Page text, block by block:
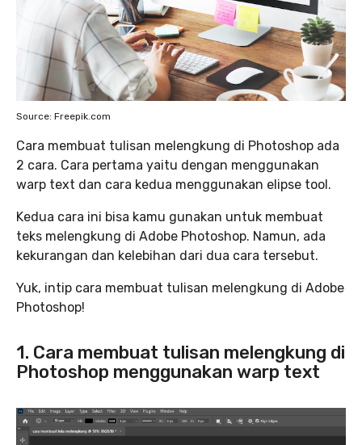
Source: Freepik.com
Cara membuat tulisan melengkung di Photoshop ada
2 cara. Cara pertama yaitu dengan menggunakan
warp text dan cara kedua menggunakan elipse tool.
Kedua cara ini bisa kamu gunakan untuk membuat
teks melengkung di Adobe Photoshop. Namun, ada
kekurangan dan kelebihan dari dua cara tersebut.
Yuk, intip cara membuat tulisan melengkung di Adobe
Photoshop!
1. Cara membuat tulisan melengkung di
Photoshop menggunakan warp text